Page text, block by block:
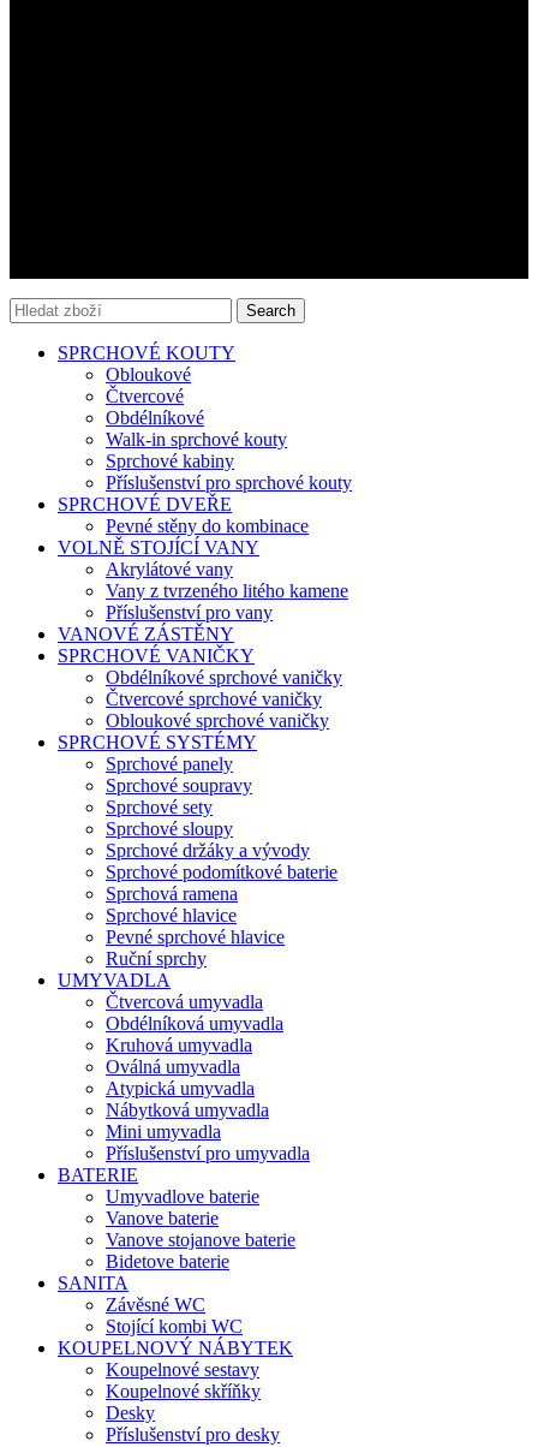
Search
SPRCHOVÉ KOUTY
Obloukové
Čtvercové
Obdélníkové
Walk-in sprchové kouty
Sprchové kabiny
Příslušenství pro sprchové kouty
SPRCHOVÉ DVEŘE
Pevné stěny do kombinace
VOLNĚ STOJÍCÍ VANY
Akrylátové vany
Vany z tvrzeného litého kamene
Příslušenství pro vany
VANOVÉ ZÁSTĚNY
SPRCHOVÉ VANIČKY
Obdélníkové sprchové vaničky
Čtvercové sprchové vaničky
Obloukové sprchové vaničky
SPRCHOVÉ SYSTÉMY
Sprchové panely
Sprchové soupravy
Sprchové sety
Sprchové sloupy
Sprchové držáky a vývody
Sprchové podomítkové baterie
Sprchová ramena
Sprchové hlavice
Pevné sprchové hlavice
Ruční sprchy
UMYVADLA
Čtvercová umyvadla
Obdélníková umyvadla
Kruhová umyvadla
Oválná umyvadla
Atypická umyvadla
Nábytková umyvadla
Mini umyvadla
Příslušenství pro umyvadla
BATERIE
Umyvadlove baterie
Vanove baterie
Vanove stojanove baterie
Bidetove baterie
SANITA
Závěsné WC
Stojící kombi WC
KOUPELNOVÝ NÁBYTEK
Koupelnové sestavy
Koupelnové skříňky
Desky
Příslušenství pro desky